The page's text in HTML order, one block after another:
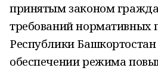
принятым законом
требований нормативных
Республики
обеспечении режима